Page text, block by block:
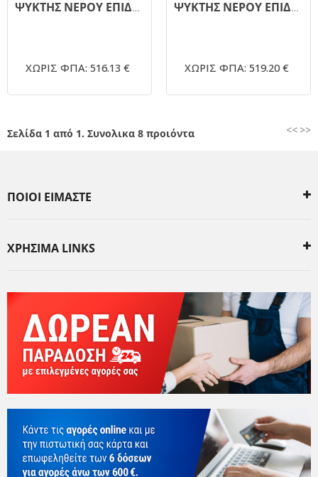
ΨΥΚΤΗΣ ΝΕΡΟΥ ΕΠΙΔΑΠΕΔΙΟΣ FRESH K-33
ΧΩΡΙΣ ΦΠΑ: 516.13 €
ΨΥΚΤΗΣ ΝΕΡΟΥ ΕΠΙΔΑΠΕΔΙΟΣ FRESH K-17
ΧΩΡΙΣ ΦΠΑ: 519.20 €
Σελίδα 1 από 1. Συνολικα 8 προιόντα << >>
ΠΟΙΟΙ ΕΙΜΑΣΤΕ
ΧΡΗΣΙΜΑ LINKS